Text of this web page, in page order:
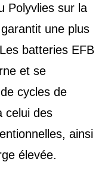
Polyvlies sur la
une plus
batteries EFB
et se
cycles de
celui des
ainsi
élevée.